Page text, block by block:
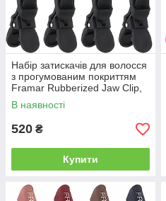
Набір затискачів для волосся
з прогумованим покриттям
Framar Rubberized Jaw Clip,
чорні, 4 шт (91002)
В наявності
520 ₴
Купити